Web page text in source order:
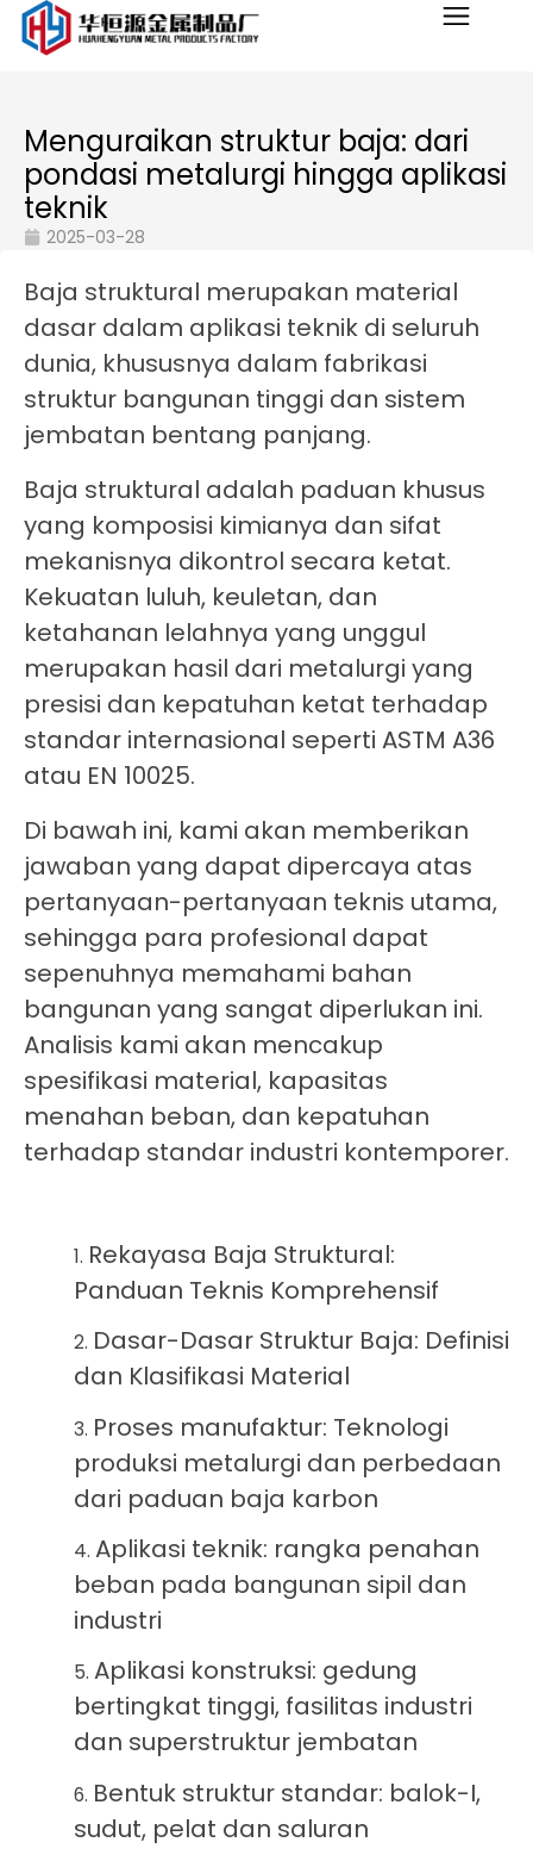
Menguraikan struktur baja: dari
pondasi metalurgi hingga aplikasi
teknik
2025-03-28
Baja struktural merupakan material
dasar dalam aplikasi teknik di seluruh
dunia, khususnya dalam fabrikasi
struktur bangunan tinggi dan sistem
jembatan bentang panjang.
Baja struktural adalah paduan khusus
yang komposisi kimianya dan sifat
mekanisnya dikontrol secara ketat.
Kekuatan luluh, keuletan, dan
ketahanan lelahnya yang unggul
merupakan hasil dari metalurgi yang
presisi dan kepatuhan ketat terhadap
standar internasional seperti ASTM A36
atau EN 10025.
Di bawah ini, kami akan memberikan
jawaban yang dapat dipercaya atas
pertanyaan-pertanyaan teknis utama,
sehingga para profesional dapat
sepenuhnya memahami bahan
bangunan yang sangat diperlukan ini.
Analisis kami akan mencakup
spesifikasi material, kapasitas
menahan beban, dan kepatuhan
terhadap standar industri kontemporer.
Rekayasa Baja Struktural:
Panduan Teknis Komprehensif
Dasar-Dasar Struktur Baja: Definisi
dan Klasifikasi Material
Proses manufaktur: Teknologi
produksi metalurgi dan perbedaan
dari paduan baja karbon
Aplikasi teknik: rangka penahan
beban pada bangunan sipil dan
industri
Aplikasi konstruksi: gedung
bertingkat tinggi, fasilitas industri
dan superstruktur jembatan
Bentuk struktur standar: balok-I,
sudut, pelat dan saluran